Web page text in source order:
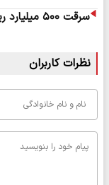
سرقت ۵۰۰ میلیارد ریالی اموال کارخانه در یزد
نظرات کاربران